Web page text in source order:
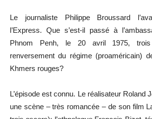
Le journaliste Philippe Broussard
l’Express. Que s’est-il passé à
Phnom Penh, le 20 avril 1975,
renversement du régime (proaméricain)
Khmers rouges?
L’épisode est connu. Le réalisateur Roland
une scène – très romancée – de son film